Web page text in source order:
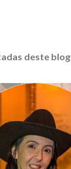
deste blog